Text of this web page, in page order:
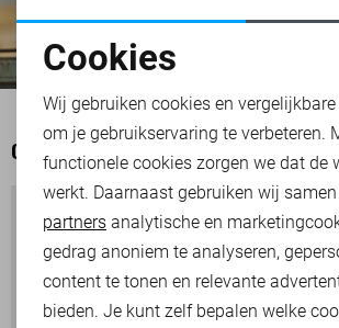
OOK HET BEKIJKEN WAARD
Noodzakelijke cookies
Personalisatie cookies
Analytische cookies
Marketing cookies
Cookies
Wij gebruiken cookies en
om je gebruikservaring te verbeteren.
functionele cookies zorgen we dat de
werkt. Daarnaast gebruiken wij
partners analytische en
gedrag anoniem te analyseren,
content te tonen en relevante
bieden. Je kunt zelf bepalen welke